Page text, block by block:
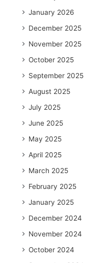
January 2026
December 2025
November 2025
October 2025
September 2025
August 2025
July 2025
June 2025
May 2025
April 2025
March 2025
February 2025
January 2025
December 2024
November 2024
October 2024